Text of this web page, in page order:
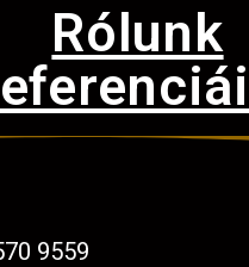
Rólunk
9559